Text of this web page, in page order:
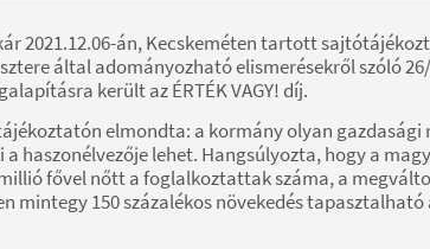
2021.12.06-án, Kecskeméten tartott
által adományozható elismerésekről szóló 26/
került az ÉRTÉK VAGY! díj.
elmondta: a kormány olyan gazdasági
haszonélvezője lehet. Hangsúlyozta, hogy a
fővel nőtt a foglalkoztattak száma, a
mintegy 150 százalékos növekedés tapasztalható